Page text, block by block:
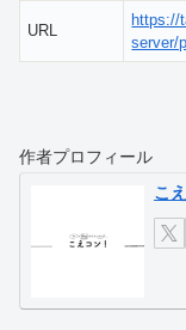
URL
https://
server/
作者プロフィール
こ